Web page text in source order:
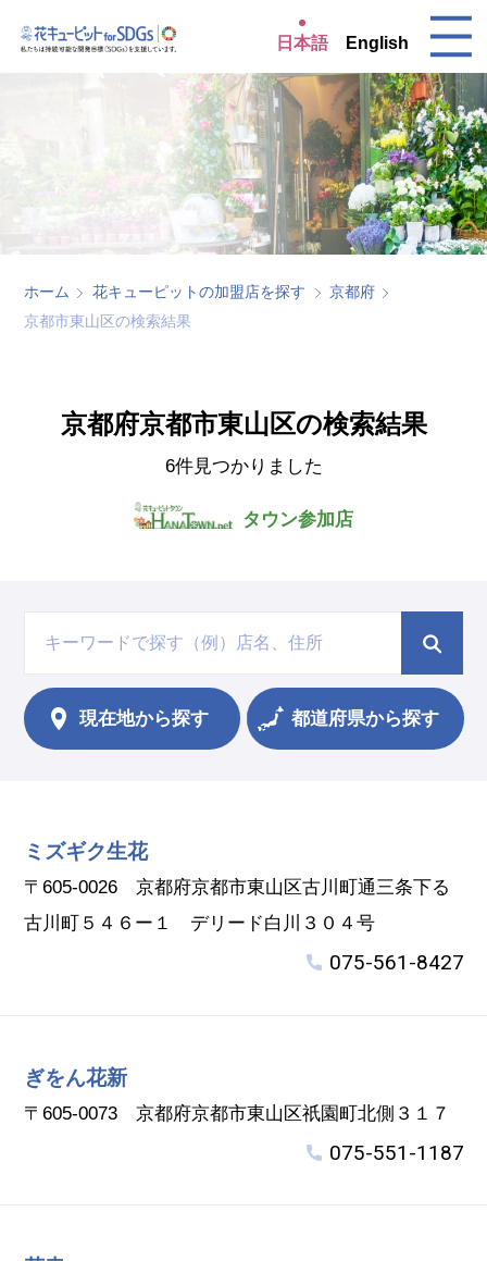
日本語 English
ホーム 花キューピットの加盟店を探す
京都府
京都市東山区の検索結果
京都府京都市東山区の検索結果
6件見つかりました
タウン参加店
現在地から探す 都道府県から探す
ミズギク生花
〒605-0026 京都府京都市東山区古川町通三条下る
古川町５４６ー１ デリード白川３０４号
075-561-8427
ぎをん花新
〒605-0073 京都府京都市東山区祇園町北側３１７
075-551-1187